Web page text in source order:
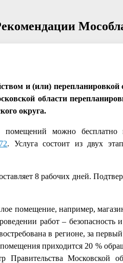
и (или) перепланировкой
области
округа.
помещений можно
. Услуга состоит из двух
8 рабочих дней.
помещение, например,
работ – безопасность
в регионе, за
приходится 20 %
Правительства Московской